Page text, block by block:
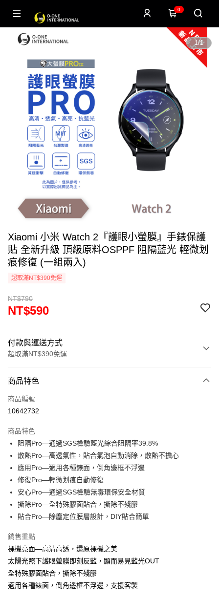
0
1/1
Xiaomi 小米 Watch 2『護眼小螢膜』手錶保護
貼 全新升級 頂級原料OSPPF 阻隔藍光 輕微划
痕修復 (一組兩入)
超取滿NT$390免運
NT$790
NT$590
付款與運送方式
超取滿NT$390免運
信用卡一次付款
超商取貨付款
Apple Pay
街口支付
悠遊付
全盈+PAY
運送方式
全家取貨付款
每筆NT$60，滿NT$390(含以上)免運費
7-11取貨付款
商品特色
商品編號
10642732
商品特色
阻隔Pro—通過SGS檢驗藍光綜合阻隔率39.8%
散熱Pro—高透氣性，貼合氣泡自動消除，散熱不擔心
應用Pro—適用各種錶面，倒角邊框不浮邊
修復Pro—輕微划痕自動修復
安心Pro—通過SGS檢驗無毒環保安全材質
撕除Pro—全特殊膠面貼合，撕除不殘膠
貼合Pro—除塵定位膜層設計，DIY貼合簡單
銷售重點
裸機亮面—高清高透，還原裸機之美
太陽光照下護眼螢膜即刻反藍，顯而易見藍光OUT
全特殊膠面貼合，撕除不殘膠
適用各種錶面，倒角邊框不浮邊，支援客製